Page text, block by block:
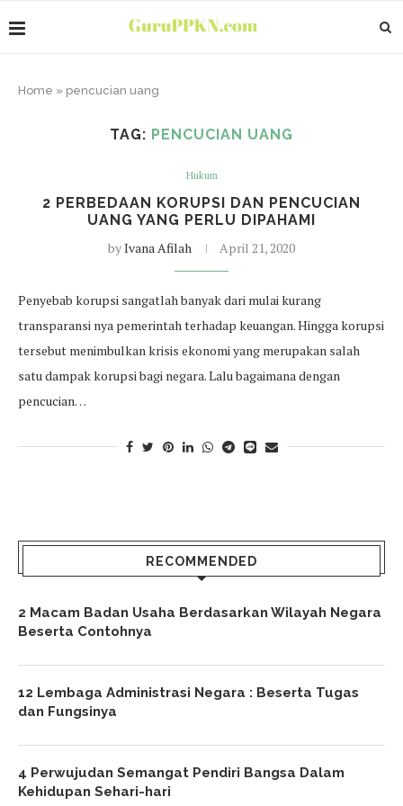
Home » pencucian uang
TAG: PENCUCIAN UANG
Hukum
2 PERBEDAAN KORUPSI DAN PENCUCIAN
UANG YANG PERLU DIPAHAMI
byIvana Afilah April 21, 2020
Penyebab korupsi sangatlah banyak dari mulai kurang
transparansi nya pemerintah terhadap keuangan. Hingga korupsi
tersebut menimbulkan krisis ekonomi yang merupakan salah
satu dampak korupsi bagi negara. Lalu bagaimana dengan
pencucian…
RECOMMENDED
2 Macam Badan Usaha Berdasarkan Wilayah Negara
Beserta Contohnya
12 Lembaga Administrasi Negara : Beserta Tugas
dan Fungsinya
4 Perwujudan Semangat Pendiri Bangsa Dalam
Kehidupan Sehari-hari